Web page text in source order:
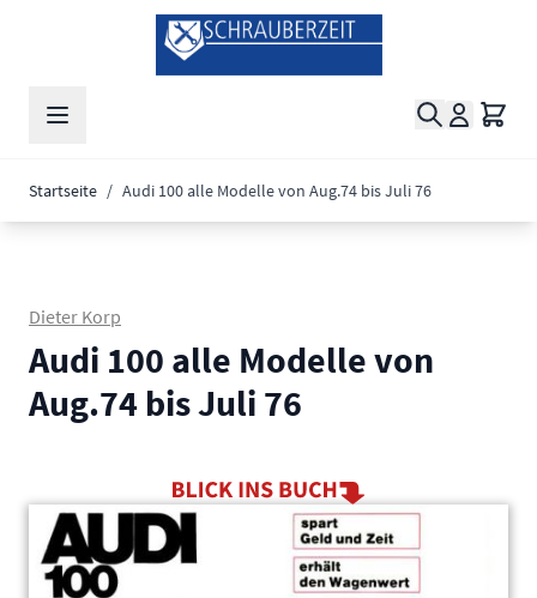
Zum Inhalt springen
Suche
Startseite / Audi 100 alle Modelle von Aug.74 bis Juli 76
Dieter Korp
Audi 100 alle Modelle von
Aug.74 bis Juli 76
Main image
Click to view image in fullscreen